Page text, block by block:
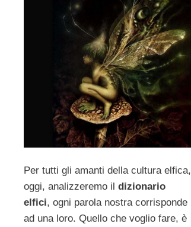
Per tutti gli amanti della cultura elfica,
oggi, analizzeremo il dizionario
elfici, ogni parola nostra corrisponde
ad una loro. Quello che voglio fare, è